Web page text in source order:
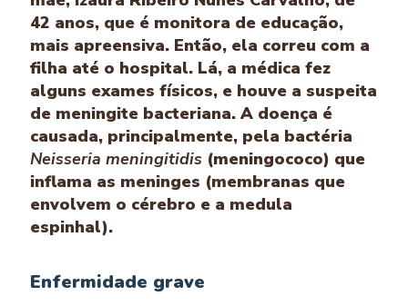
42 anos, que é monitora de educação,
mais apreensiva. Então, ela correu com a
filha até o hospital. Lá, a médica fez
alguns exames físicos, e houve a suspeita
de meningite bacteriana. A doença é
causada, principalmente, pela bactéria
Neisseria meningitidis (meningococo) que
inflama as meninges (membranas que
envolvem o cérebro e a medula
espinhal).
Enfermidade grave